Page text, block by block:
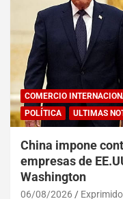
COMERCIO
POLÍTICA
ULTIMAS
China impone
empresas de
Washington
06/08/2026